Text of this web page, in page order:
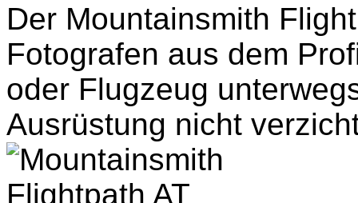
Der Mountainsmith
Fotografen aus dem
oder Flugzeug
Ausrüstung nicht